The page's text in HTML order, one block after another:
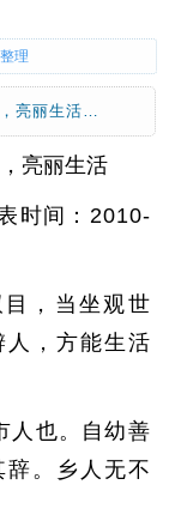
理
亮丽生活…
亮丽生活
时间：2010-
，当坐观世
，方能生活
人也。自幼善
。乡人无不